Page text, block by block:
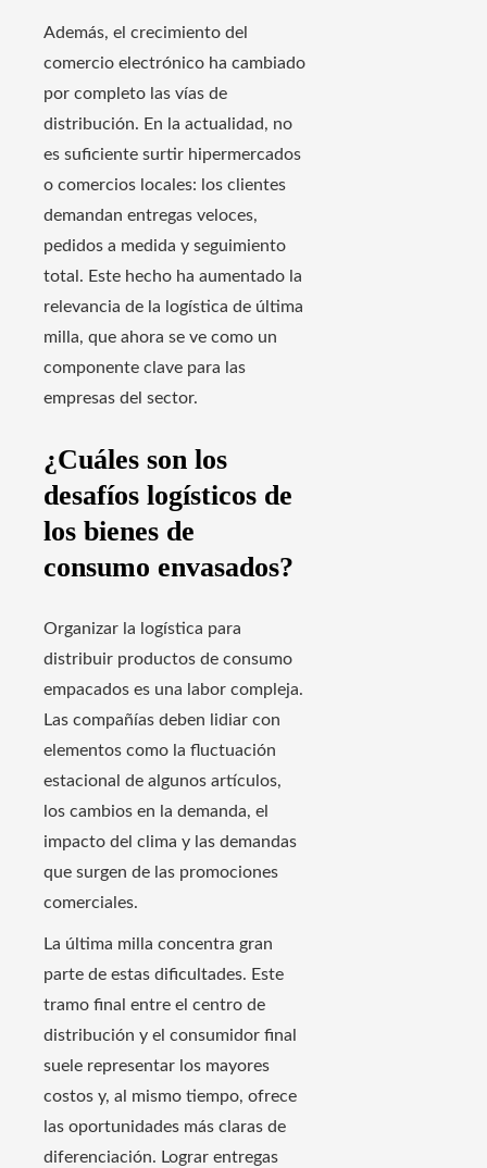
Además, el crecimiento del
comercio electrónico ha cambiado
por completo las vías de
distribución. En la actualidad, no
es suficiente surtir hipermercados
o comercios locales: los clientes
demandan entregas veloces,
pedidos a medida y seguimiento
total. Este hecho ha aumentado la
relevancia de la logística de última
milla, que ahora se ve como un
componente clave para las
empresas del sector.
¿Cuáles son los
desafíos logísticos de
los bienes de
consumo envasados?
Organizar la logística para
distribuir productos de consumo
empacados es una labor compleja.
Las compañías deben lidiar con
elementos como la fluctuación
estacional de algunos artículos,
los cambios en la demanda, el
impacto del clima y las demandas
que surgen de las promociones
comerciales.
La última milla concentra gran
parte de estas dificultades. Este
tramo final entre el centro de
distribución y el consumidor final
suele representar los mayores
costos y, al mismo tiempo, ofrece
las oportunidades más claras de
diferenciación. Lograr entregas